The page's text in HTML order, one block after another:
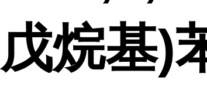
戊烷基)